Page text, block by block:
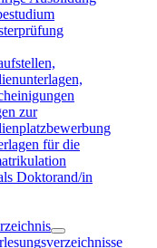
zur
für die
Doktorand/in